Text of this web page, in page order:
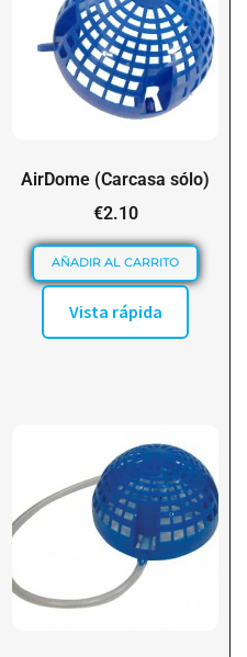
AirDome (Carcasa sólo)
€2.10
AÑADIR AL CARRITO
Vista rápida